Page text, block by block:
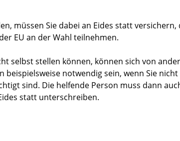
müssen Sie dabei an Eides statt versichern,
EU an der Wahl teilnehmen.
selbst stellen können, können sich von
beispielsweise notwendig sein, wenn Sie nicht
sind. Die helfende Person muss dann
statt unterschreiben.